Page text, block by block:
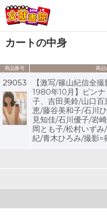
会員登録
ログイン
カートの中身
商品番号 商品
29053
【激写/篠山紀信全
1980年10月】ピン
子、吉田美鈴/山口
恵/藤谷美和子/石川
見知佳/石川優子/岩
岡とも子/松村いず
紀/青木ひろみ/撮影=